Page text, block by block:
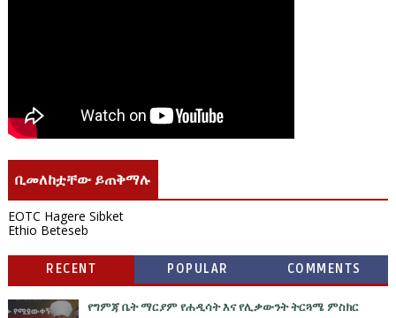
ቢመለከቷቸው ይጠቅማሉ
EOTC Hagere Sibket
Ethio Beteseb
RECENT POPULAR COMMENTS
የግምጃ ቤት ማርያም የሐዲሳት እና የሊቃውንት ትርጓሜ ምስክር